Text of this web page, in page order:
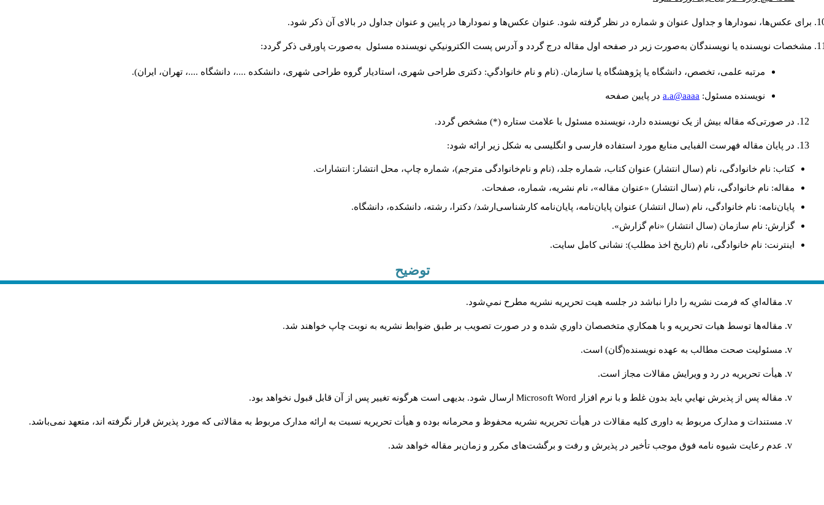
برای عکس‌ها، نمودارها و جداول عنوان و شماره در نظر گرفته شود. عنوان عکس‌ها و نمودارها در پایین و عنوان جداول در بالای آن ذکر شود.
مشخصات نویسنده یا نویسندگان به‌صورت زیر در صفحه اول مقاله درج گردد و آدرس پست الكترونيكي نويسنده مسئول به‌صورت پاورقی ذکر گردد:
مرتبه علمی، تخصص، دانشگاه یا پژوهشگاه یا سازمان. (نام و نام خانوادگي: دکتری طراحی شهری، استادیار گروه طراحی شهری، دانشکده ....، دانشگاه ....، تهران، ایران).
نويسنده مسئول: a.a@aaaa در پايين صفحه
در صورتی‌که مقاله بیش از یک نویسنده دارد، نویسنده مسئول با علامت ستاره (*) مشخص گردد.
در پایان مقاله فهرست الفبایی منابع مورد استفاده فارسی و انگلیسی به شکل زیر ارائه شود:
کتاب: نام خانوادگی، نام (سال انتشار) عنوان کتاب، شماره جلد، (نام و نام‌خانوادگی مترجم)، شماره چاپ، محل انتشار: انتشارات.
مقاله: نام خانوادگی، نام (سال انتشار) «عنوان مقاله»، نام نشریه، شماره، صفحات.
پایان‌نامه: نام خانوادگی، نام (سال انتشار) عنوان پایان‌نامه، پایان‌نامه کارشناسی‌ارشد/ دکترا، رشته، دانشکده، دانشگاه.
گزارش: نام سازمان (سال انتشار) «نام گزارش».
اینترنت: نام خانوادگی، نام (تاریخ اخذ مطلب): نشانی کامل سایت.
توضیح
مقاله‌اي كه فرمت نشريه را دارا نباشد در جلسه هيت تحريريه نشريه مطرح نمي‌شود.
مقاله‌ها توسط هیات تحريريه و با همکاري متخصصان داوري شده و در صورت تصويب بر طبق ضوابط نشريه به نوبت چاپ خواهند شد.
مسئوليت صحت مطالب به عهده نويسنده(گان) است.
هيأت تحريريه در رد و ويرايش مقالات مجاز است.
مقاله پس از پذيرش نهايي باید بدون غلط و با نرم افزار Microsoft Word ارسال شود. بدیهی است هرگونه تغییر پس از آن قابل قبول نخواهد بود.
مستندات و مدارک مربوط به داوری کلیه مقالات در هیأت تحریریه نشریه محفوظ و محرمانه بوده و هیأت تحریریه نسبت به ارائه مدارک مربوط به مقالاتی که مورد پذیرش قرار نگرفته اند، متعهد نمی‌باشد.
عدم رعایت شیوه نامه فوق موجب تأخیر در پذیرش و رفت و برگشت‌‌های مکرر و زمان‌بر مقاله خواهد شد.